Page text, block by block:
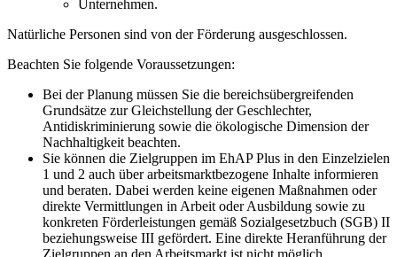
Unternehmen.
Natürliche Personen sind von der Förderung ausgeschlossen.
Beachten Sie folgende Voraussetzungen:
Bei der Planung müssen Sie die bereichsübergreifenden
Grundsätze zur Gleichstellung der Geschlechter,
Antidiskriminierung sowie die ökologische Dimension der
Nachhaltigkeit beachten.
Sie können die Zielgruppen im EhAP Plus in den Einzelzielen
1 und 2 auch über arbeitsmarktbezogene Inhalte informieren
und beraten. Dabei werden keine eigenen Maßnahmen oder
direkte Vermittlungen in Arbeit oder Ausbildung sowie zu
konkreten Förderleistungen gemäß Sozialgesetzbuch (SGB) II
beziehungsweise III gefördert. Eine direkte Heranführung der
Zielgruppen an den Arbeitsmarkt ist nicht möglich.